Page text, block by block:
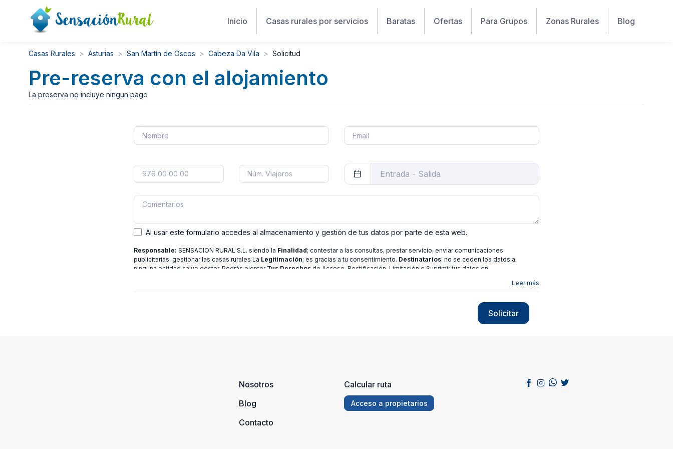
Inicio Casas rurales por servicios Baratas Ofertas Para Grupos Zonas Rurales Blog
Casas Rurales Asturias San Martín de Oscos Cabeza Da Vila Solicitud
Pre-reserva con el alojamiento
La preserva no incluye ningun pago
Al usar este formulario accedes al almacenamiento y gestión de tus datos por parte de esta web.
Responsable: SENSACION RURAL S.L. siendo la Finalidad; contestar a las consultas, prestar servicio, enviar comunicaciones
publicitarias, gestionar las casas rurales La Legitimación; es gracias a tu consentimiento. Destinatarios: no se ceden los datos a
ninguna entidad salvo gestor. Podrás ejercer Tus Derechos de Acceso, Rectificación, Limitación o Suprimir tus datos en
Leer más
Solicitar
Nosotros
Blog
Contacto
Calcular ruta
Acceso a propietarios